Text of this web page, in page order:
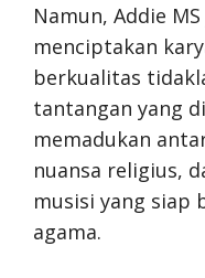
Namun, Addie
menciptakan
berkualitas
tantangan yang
memadukan
nuansa religius,
musisi yang siap
agama.